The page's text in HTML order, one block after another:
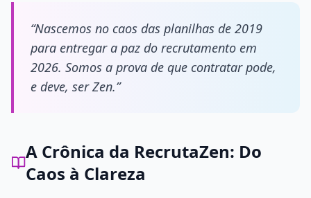
“Nascemos no caos das planilhas de 2019
para entregar a paz do recrutamento em
2026. Somos a prova de que contratar pode,
e deve, ser Zen.”
A Crônica da RecrutaZen: Do
Caos à Clareza